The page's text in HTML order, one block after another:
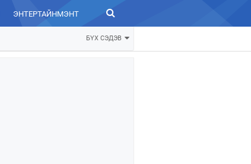
ЭНТЕРТАЙНМЭНТ ЗУРХАЙ
БҮХ СЭДЭВ